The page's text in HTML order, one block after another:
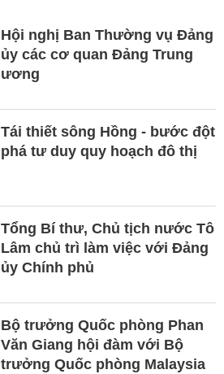
Hội nghị Ban Thường vụ Đảng
ủy các cơ quan Đảng Trung
ương
Tái thiết sông Hồng - bước đột
phá tư duy quy hoạch đô thị
Tổng Bí thư, Chủ tịch nước Tô
Lâm chủ trì làm việc với Đảng
ủy Chính phủ
Bộ trưởng Quốc phòng Phan
Văn Giang hội đàm với Bộ
trưởng Quốc phòng Malaysia